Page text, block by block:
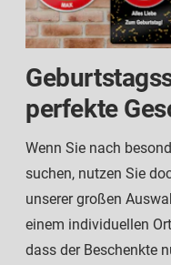
perfekte
Wenn Sie nach
suchen, nutzen Sie
unserer großen
einem individuellen
dass der Beschenkte